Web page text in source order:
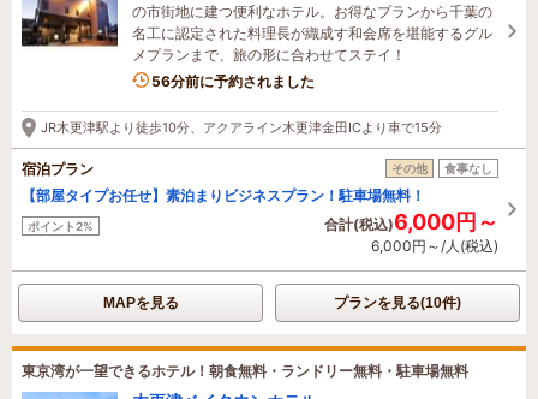
の市街地に建つ便利なホテル。お得なプランから千葉の
名工に認定された料理長が織成す和会席を堪能するグル
メプランまで、旅の形に合わせてステイ！
1名がこの宿を見ています
56分前に予約されました
JR木更津駅より徒歩10分、アクアライン木更津金田ICより車で15分
宿泊プラン その他 食事なし
【部屋タイプお任せ】素泊まりビジネスプラン！駐車場無料！
ポイント2% 合計(税込)6,000円～
6,000円～/人(税込)
MAPを見る プランを見る(10件)
東京湾が一望できるホテル！朝食無料・ランドリー無料・駐車場無料